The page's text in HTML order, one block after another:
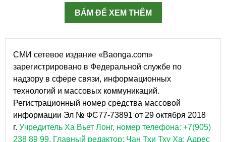
BẤM ĐỂ XEM THÊM
СМИ сетевое издание «Baonga.com»
зарегистрировано в Федеральной службе по
надзору в сфере связи, информационных
технологий и массовых коммуникаций.
Регистрационный номер средства массовой
информации Эл № ФС77-73891 от 29 октября 2018
г. Учредитель Ха Вьет Лонг, номер телефона: +7(905)
238 89 99. Главный редактор: Чан Тхи Тху Ха: Адрес